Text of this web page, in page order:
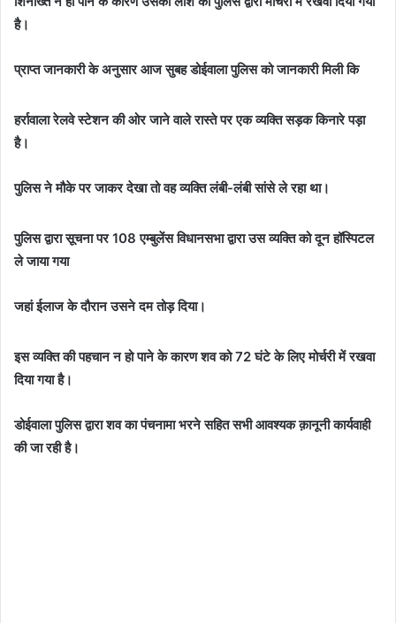
है।
प्राप्त जानकारी के अनुसार आज सुबह डोईवाला पुलिस को जानकारी मिली कि
हर्रावाला रेलवे स्टेशन की ओर जाने वाले रास्ते पर एक व्यक्ति सड़क किनारे पड़ा
है।
पुलिस ने मौके पर जाकर देखा तो वह व्यक्ति लंबी-लंबी सांसे ले रहा था।
पुलिस द्वारा सूचना पर 108 एम्बुलेंस विधानसभा द्वारा उस व्यक्ति को दून हॉस्पिटल
ले जाया गया
जहां ईलाज के दौरान उसने दम तोड़ दिया।
इस व्यक्ति की पहचान न हो पाने के कारण शव को 72 घंटे के लिए मोर्चरी में रखवा
दिया गया है।
डोईवाला पुलिस द्वारा शव का पंचनामा भरने सहित सभी आवश्यक क़ानूनी कार्यवाही
की जा रही है।